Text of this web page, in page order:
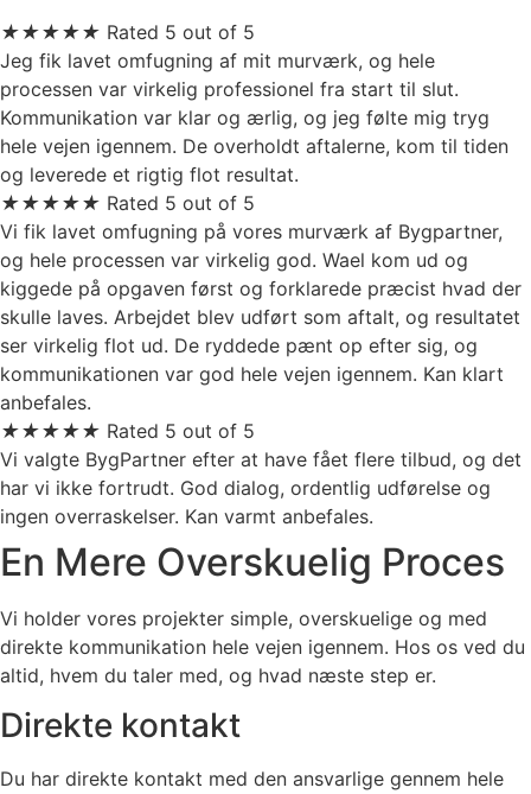
★★★★★ Rated 5 out of 5
Jeg fik lavet omfugning af mit murværk, og hele
processen var virkelig professionel fra start til slut.
Kommunikation var klar og ærlig, og jeg følte mig tryg
hele vejen igennem. De overholdt aftalerne, kom til tiden
og leverede et rigtig flot resultat.
★★★★★ Rated 5 out of 5
Vi fik lavet omfugning på vores murværk af Bygpartner,
og hele processen var virkelig god. Wael kom ud og
kiggede på opgaven først og forklarede præcist hvad der
skulle laves. Arbejdet blev udført som aftalt, og resultatet
ser virkelig flot ud. De ryddede pænt op efter sig, og
kommunikationen var god hele vejen igennem. Kan klart
anbefales.
★★★★★ Rated 5 out of 5
Vi valgte BygPartner efter at have fået flere tilbud, og det
har vi ikke fortrudt. God dialog, ordentlig udførelse og
ingen overraskelser. Kan varmt anbefales.
En Mere Overskuelig Proces
Vi holder vores projekter simple, overskuelige og med
direkte kommunikation hele vejen igennem. Hos os ved du
altid, hvem du taler med, og hvad næste step er.
Direkte kontakt
Du har direkte kontakt med den ansvarlige gennem hele